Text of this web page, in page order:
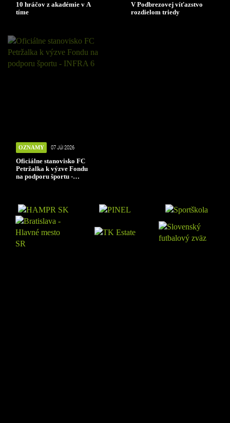
10 hráčov z akadémie v A
tíme
V Podbrezovej víťazstvo
rozdielom triedy
OZNAMY 07 Júl 2026
Oficiálne stanovisko FC
Petržalka k výzve Fondu
na podporu športu -